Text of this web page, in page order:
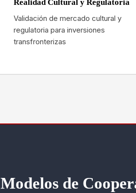
Realidad Cultural y Regulatoria
Validación de mercado cultural y
regulatoria para inversiones
transfronterizas
Modelos de